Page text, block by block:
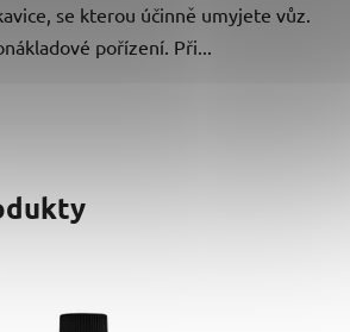
se kterou účinně umyjete vůz.
pořízení. Při...